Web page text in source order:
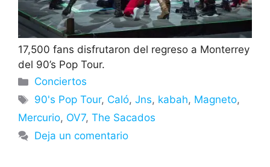
17,500 fans disfrutaron del regreso a Monterrey
del 90’s Pop Tour.
Categorías
Conciertos
Etiquetas
90's Pop Tour, Caló,Jns, kabah, Magneto,
Mercurio, OV7, The Sacados
Deja un comentario